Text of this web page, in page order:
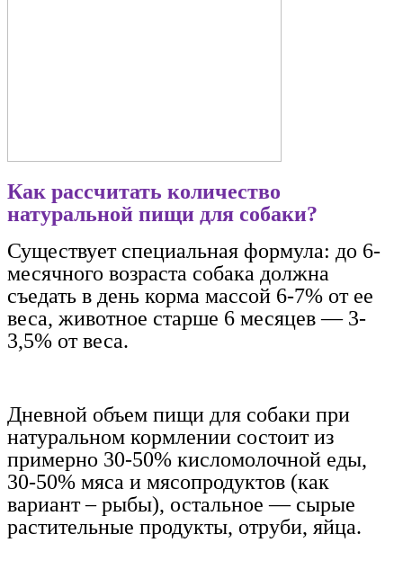
Как рассчитать количество
натуральной пищи для собаки?
Существует специальная формула: до 6-
месячного возраста собака должна
съедать в день корма массой 6-7% от ее
веса, животное старше 6 месяцев — 3-
3,5% от веса.
Дневной объем пищи для собаки при
натуральном кормлении состоит из
примерно 30-50% кисломолочной еды,
30-50% мяса и мясопродуктов (как
вариант – рыбы), остальное — сырые
растительные продукты, отруби, яйца.